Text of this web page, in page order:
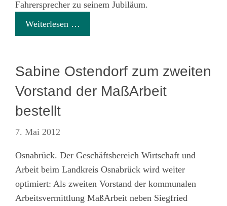
Fahrersprecher zu seinem Jubiläum.
Weiterlesen …
Sabine Ostendorf zum zweiten
Vorstand der MaßArbeit
bestellt
7. Mai 2012
Osnabrück. Der Geschäftsbereich Wirtschaft und
Arbeit beim Landkreis Osnabrück wird weiter
optimiert: Als zweiten Vorstand der kommunalen
Arbeitsvermittlung MaßArbeit neben Siegfried